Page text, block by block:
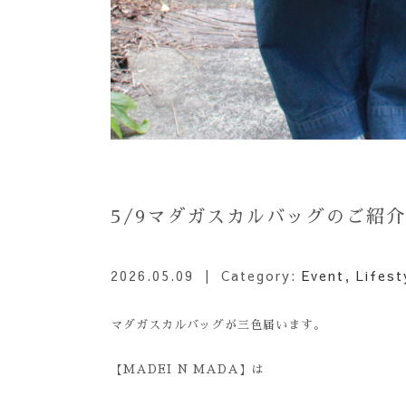
5/9マダガスカルバッグのご紹介
2026.05.09 | Category: Event ,
マダガスカルバッグが三色届います。
【MADEI N MADA】は